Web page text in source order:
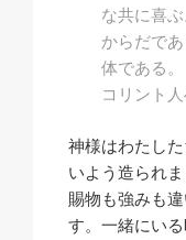
な共に喜
からだで
体である。
コリント
神様はわたし
いよう造られ
賜物も強みも
す。一緒にい